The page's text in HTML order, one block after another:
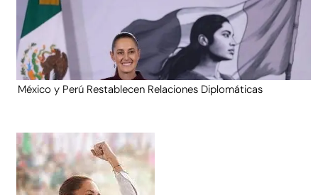
México y Perú Restablecen Relaciones Diplomáticas